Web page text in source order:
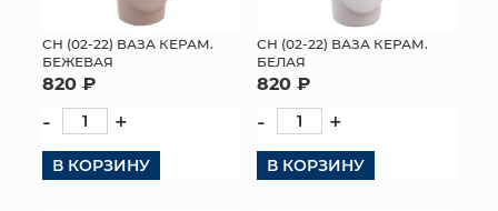
МЯГКИЕ ИГРУШКИ
КОРЗИНЫ
ЯЩИКИ
СН (02-22) ВАЗА КЕРАМ.
БЕЖЕВАЯ
820 ₽
- +
В КОРЗИНУ
СН (02-22) ВАЗА КЕРАМ.
БЕЛАЯ
820 ₽
- +
В КОРЗИНУ